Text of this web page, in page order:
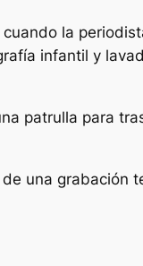
cuando la
infantil y
patrulla para
una grabación